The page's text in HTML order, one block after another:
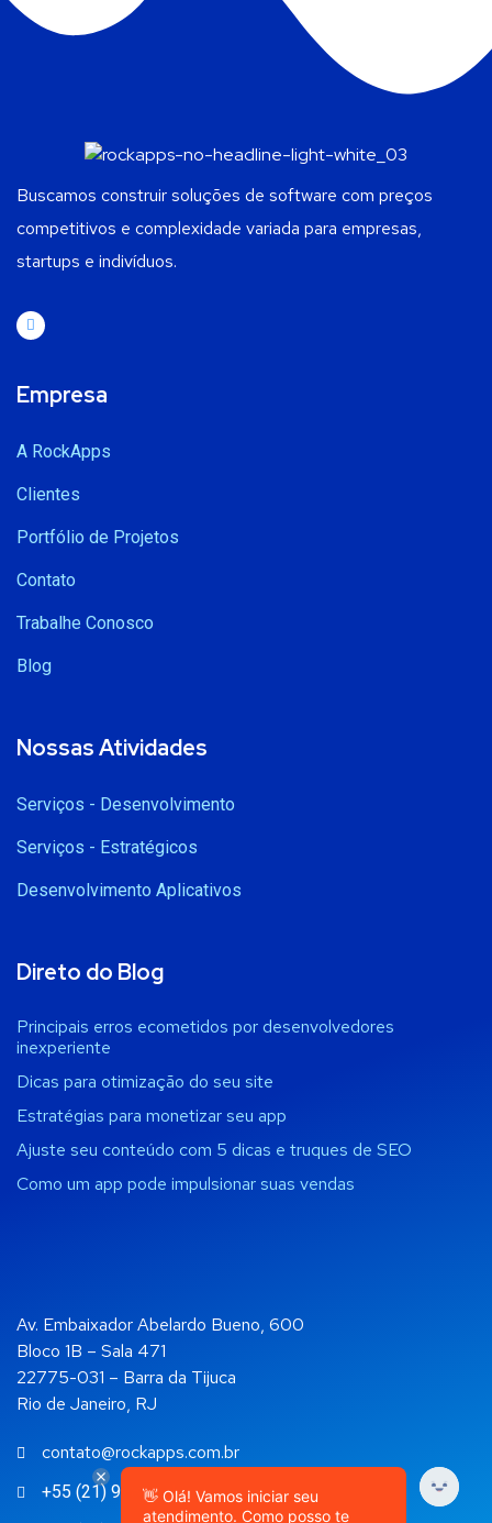
Buscamos construir soluções de software com preços
competitivos e complexidade variada para empresas,
startups e indivíduos.
Empresa
A RockApps
Clientes
Portfólio de Projetos
Contato
Trabalhe Conosco
Blog
Nossas Atividades
Serviços - Desenvolvimento
Serviços - Estratégicos
Desenvolvimento Aplicativos
Direto do Blog
Principais erros ecometidos por desenvolvedores
inexperiente
Dicas para otimização do seu site
Estratégias para monetizar seu app
Ajuste seu conteúdo com 5 dicas e truques de SEO
Como um app pode impulsionar suas vendas
Av. Embaixador Abelardo Bueno, 600
Bloco 1B – Sala 471
22775-031 – Barra da Tijuca
Rio de Janeiro, RJ
contato@rockapps.com.br
+55 (21) 99892-4108👋 Olá! Vamos iniciar seu
atendimento. Como posso te